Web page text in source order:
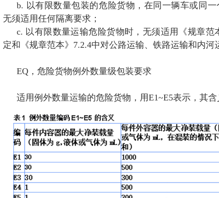
b. 以有限数量包装的危险货物，在同一辆车或同
无须适用任何隔离要求；
c. 以有限数量运输危险货物时，无须适用《规章范
定和《规章范本》7.2.4中对公路运输、铁路运输和内河
EQ，危险货物例外数量级包装要求
适用例外数量运输的危险货物，用E1~E5表示，其